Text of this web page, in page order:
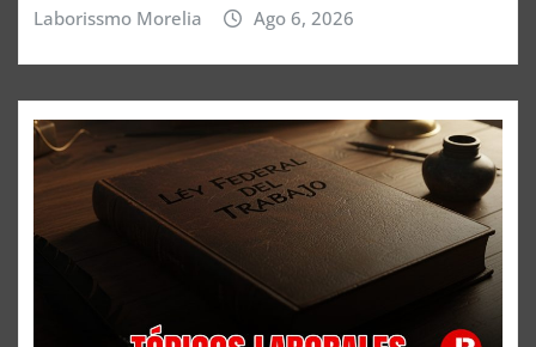
Laborissmo Morelia Ago 6, 2026